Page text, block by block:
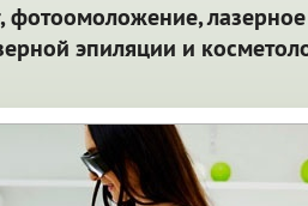
фотоомоложение,
эпиляции и